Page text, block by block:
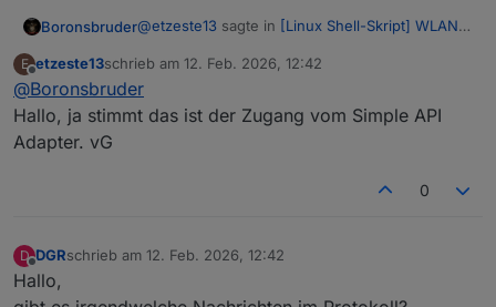
Boronsbruder@etzeste13 sagte in [Linux Shell-Skript] WLAN-
die stimmt
Ist die IP 192.168.1.80:8087 vom SIMPLE-Api-
E
Offline
etzeste13schrieb am 12. Feb. 2026, 12:42
zuletzt editiert von
@Boronsbruder
Hallo, ja stimmt das ist der Zugang vom Simple API
Adapter. vG
0
D
Offline
DGRschrieb am 12. Feb. 2026, 12:42
zuletzt editiert von
Hallo,